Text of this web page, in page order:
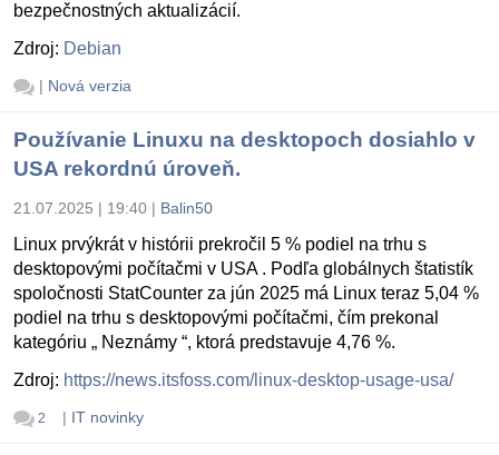
bezpečnostných aktualizácií.
Zdroj: Debian
| Nová verzia
Používanie Linuxu na desktopoch dosiahlo v
USA rekordnú úroveň.
21.07.2025 | 19:40 | Balin50
Linux prvýkrát v histórii prekročil 5 % podiel na trhu s
desktopovými počítačmi v USA . Podľa globálnych štatistík
spoločnosti StatCounter za jún 2025 má Linux teraz 5,04 %
podiel na trhu s desktopovými počítačmi, čím prekonal
kategóriu „ Neznámy “, ktorá predstavuje 4,76 %.
Zdroj: https://news.itsfoss.com/linux-desktop-usage-usa/
2 | IT novinky